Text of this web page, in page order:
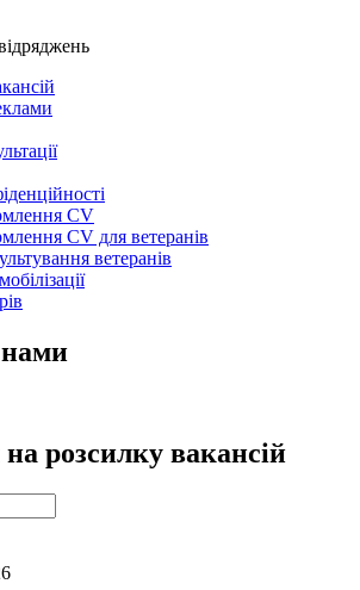
CV
CV для ветеранів
ветеранів
нами
розсилку вакансій